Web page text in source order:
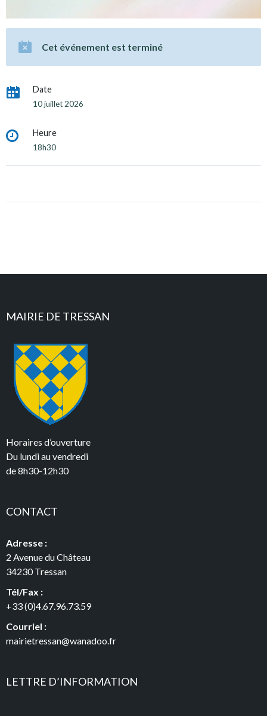
Cet événement est terminé
Date
10 juillet 2026
Heure
18h30
MAIRIE DE TRESSAN
Horaires d’ouverture
Du lundi au vendredi
de 8h30-12h30
CONTACT
Adresse :
2 Avenue du Château
34230 Tressan
Tél/Fax :
+33 (0)4.67.96.73.59
Courriel :
mairietressan@wanadoo.fr
LETTRE D’INFORMATION